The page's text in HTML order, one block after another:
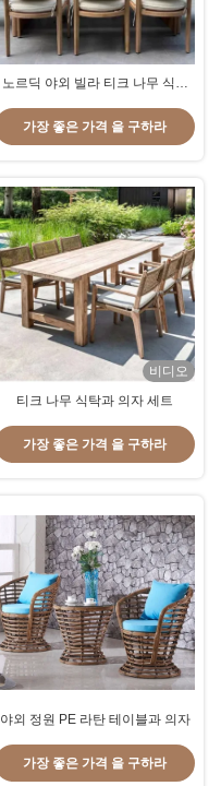
노르딕 야외 빌라 티크 나무 식탁
가장 좋은 가격 을 구하라
비디오
티크 나무 식탁과 의자 세트
가장 좋은 가격 을 구하라
야외 정원 PE 라탄 테이블과 의자
가장 좋은 가격 을 구하라